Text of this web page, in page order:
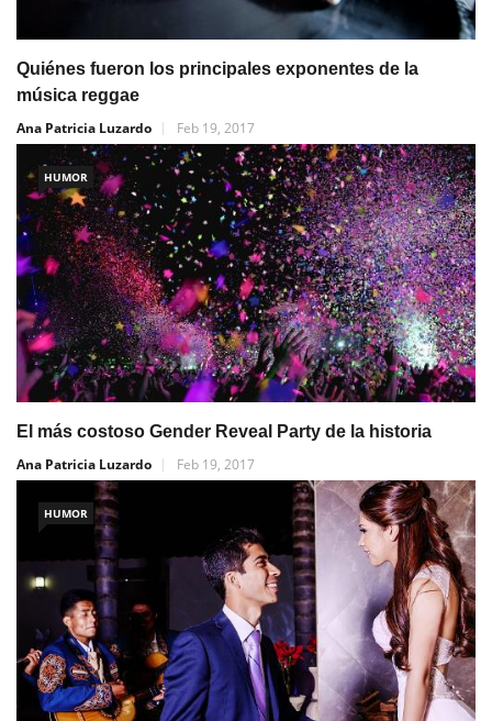
Quiénes fueron los principales exponentes de la
música reggae
Ana Patricia Luzardo
Feb 19, 2017
HUMOR
El más costoso Gender Reveal Party de la historia
Ana Patricia Luzardo
Feb 19, 2017
HUMOR